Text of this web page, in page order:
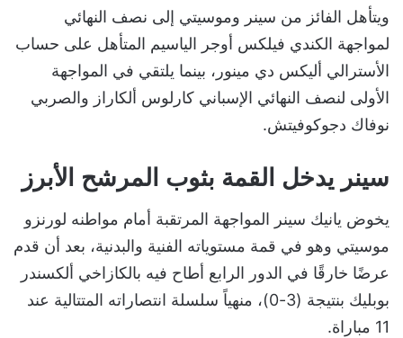
ويتأهل الفائز من سينر وموسيتي إلى نصف النهائي
لمواجهة الكندي فيلكس أوجر الياسيم المتأهل على حساب
الأسترالي أليكس دي مينور، بينما يلتقي في المواجهة
الأولى لنصف النهائي الإسباني كارلوس ألكاراز والصربي
نوفاك دجوكوفيتش.
سينر يدخل القمة بثوب المرشح الأبرز
يخوض يانيك سينر المواجهة المرتقبة أمام مواطنه لورنزو
موسيتي وهو في قمة مستوياته الفنية والبدنية، بعد أن قدم
عرضًا خارقًا في الدور الرابع أطاح فيه بالكازاخي ألكسندر
بوبليك بنتيجة (3-0)، منهياً سلسلة انتصاراته المتتالية عند
11 مباراة.